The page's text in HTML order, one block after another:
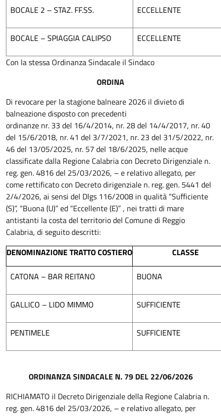
BOCALE 2 – STAZ. FF.SS. ECCELLENTE
BOCALE – SPIAGGIA CALIPSO ECCELLENTE
Con la stessa Ordinanza Sindacale il Sindaco
ORDINA
Di revocare per la stagione balneare 2026 il divieto di
balneazione disposto con precedenti
ordinanze nr. 33 del 16/4/2014, nr. 28 del 14/4/2017, nr. 40
del 15/6/2018, nr. 41 del 3/7/2021, nr. 23 del 31/5/2022, nr.
46 del 13/05/2025, nr. 57 del 18/6/2025, nelle acque
classificate dalla Regione Calabria con Decreto Dirigenziale n.
reg. gen. 4816 del 25/03/2026, – e relativo allegato, per
come rettificato con Decreto dirigenziale n. reg. gen. 5441 del
2/4/2026, ai sensi del Dlgs 116/2008 in qualità “Sufficiente
(S)”, “Buona (U)” ed “Eccellente (E)” , nei tratti di mare
antistanti la costa del territorio del Comune di Reggio
Calabria, di seguito descritti:
DENOMINAZIONE TRATTO COSTIERO
CLASSE
CATONA – BAR REITANO BUONA
GALLICO – LIDO MIMMO SUFFICIENTE
PENTIMELE SUFFICIENTE
ORDINANZA SINDACALE N. 79 DEL 22/06/2026
RICHIAMATO il Decreto Dirigenziale della Regione Calabria n.
reg. gen. 4816 del 25/03/2026, – e relativo allegato, per